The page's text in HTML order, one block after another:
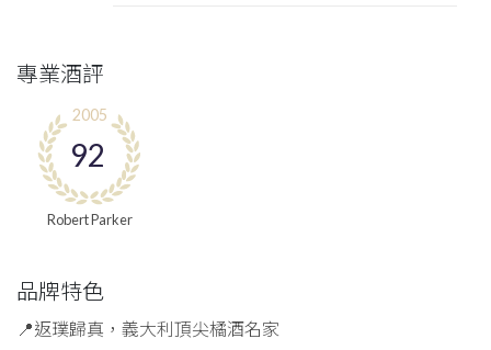
專業酒評
2005
92
Robert Parker
品牌特色
📍返璞歸真，義大利頂尖橘酒名家